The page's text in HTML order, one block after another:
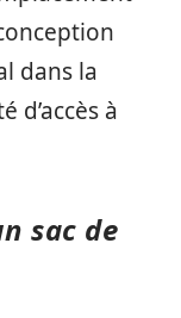
dans la
d’accès à
sac de